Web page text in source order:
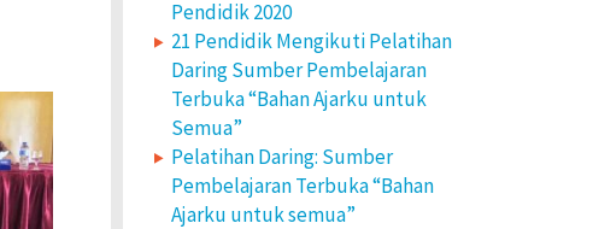
Pendidik 2020
21 Pendidik Mengikuti Pelatihan
Daring Sumber Pembelajaran
Terbuka “Bahan Ajarku untuk
Semua”
Pelatihan Daring: Sumber
Pembelajaran Terbuka “Bahan
Ajarku untuk semua”